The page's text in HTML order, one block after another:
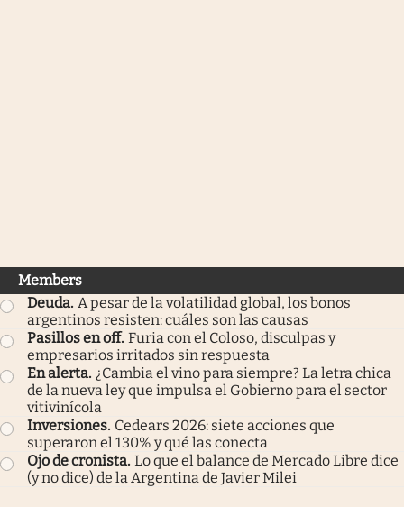
Members
Deuda. A pesar de la volatilidad global, los bonos
argentinos resisten: cuáles son las causas
Pasillos en off. Furia con el Coloso, disculpas y
empresarios irritados sin respuesta
En alerta. ¿Cambia el vino para siempre? La letra chica
de la nueva ley que impulsa el Gobierno para el sector
vitivinícola
Inversiones. Cedears 2026: siete acciones que
superaron el 130% y qué las conecta
Ojo de cronista. Lo que el balance de Mercado Libre dice
(y no dice) de la Argentina de Javier Milei